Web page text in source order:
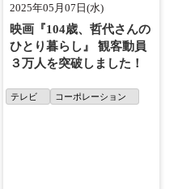
2025年05月07日(水)
映画『104歳、哲代さんの
ひとり暮らし』 観客動員
３万人を突破しました！
テレビ コーポレーション